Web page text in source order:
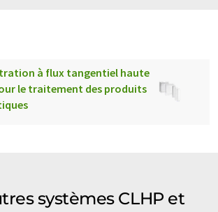
à flux tangentiel haute
le traitement des produits
systèmes CLHP et